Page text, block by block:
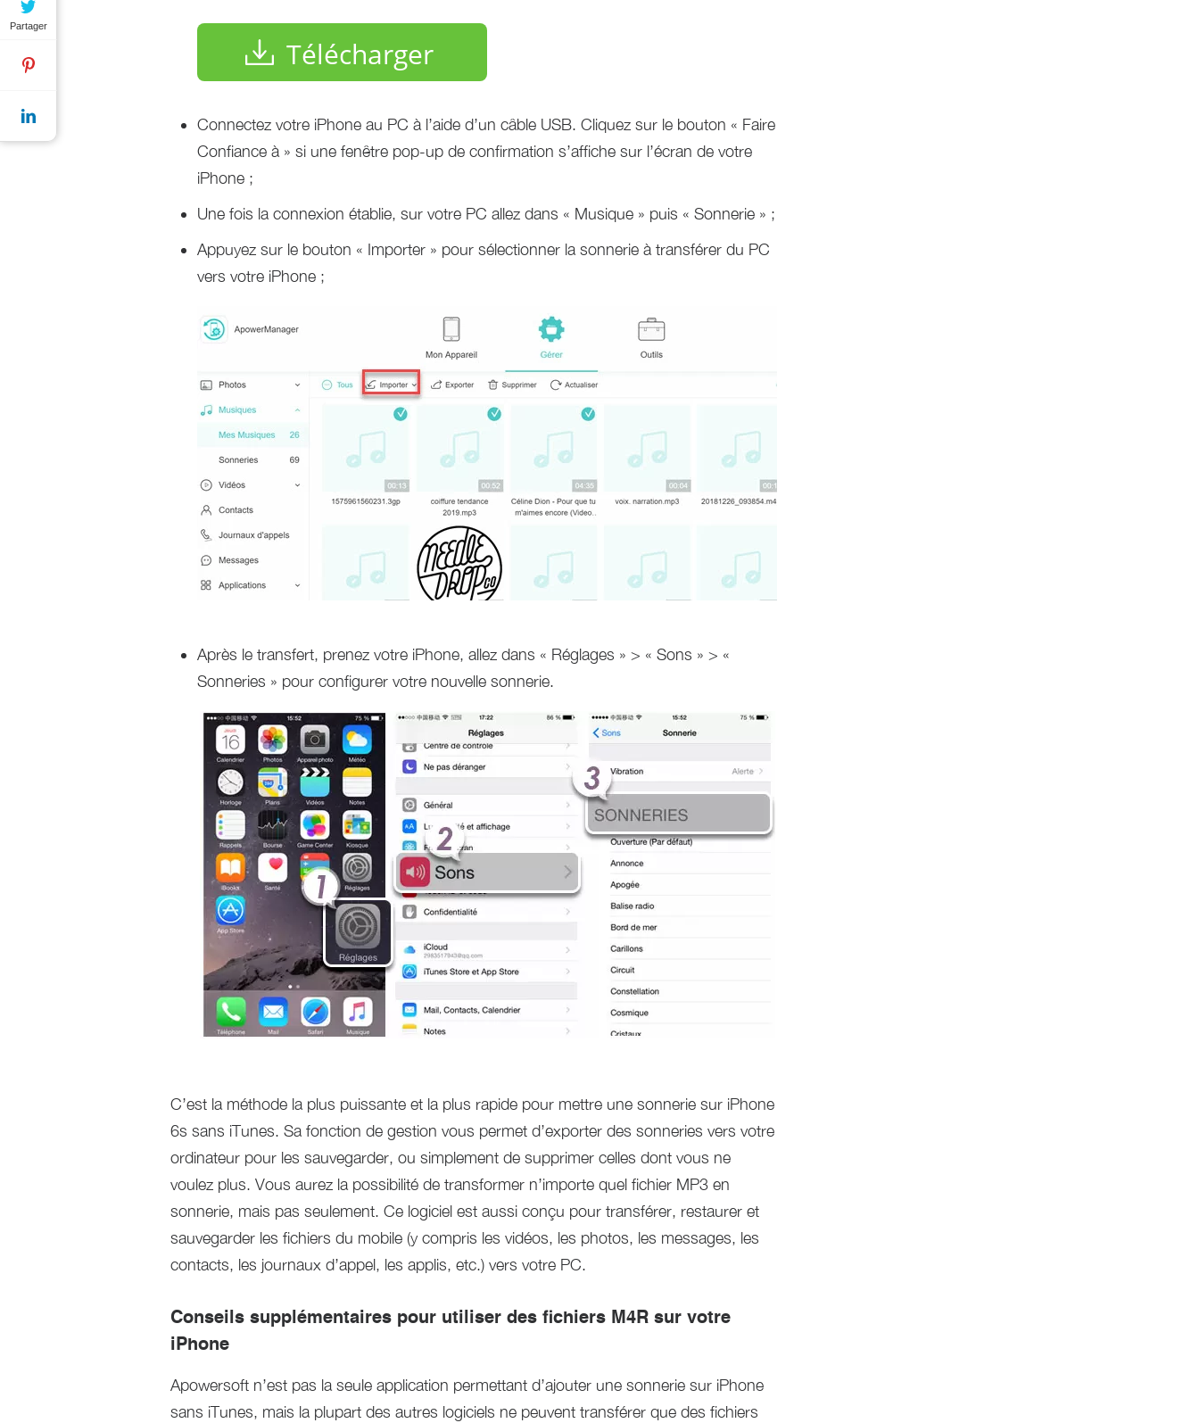
Télécharger
Connectez votre iPhone au PC à l’aide d’un câble USB. Cliquez sur le bouton « Faire
Confiance à » si une fenêtre pop-up de confirmation s’affiche sur l’écran de votre
iPhone ;
Une fois la connexion établie, sur votre PC allez dans « Musique » puis « Sonnerie » ;
Appuyez sur le bouton « Importer » pour sélectionner la sonnerie à transférer du PC
vers votre iPhone ;
Après le transfert, prenez votre iPhone, allez dans « Réglages » > « Sons » > «
Sonneries » pour configurer votre nouvelle sonnerie.
C’est la méthode la plus puissante et la plus rapide pour mettre une sonnerie sur iPhone
6s sans iTunes. Sa fonction de gestion vous permet d’exporter des sonneries vers votre
ordinateur pour les sauvegarder, ou simplement de supprimer celles dont vous ne
voulez plus. Vous aurez la possibilité de transformer n’importe quel fichier MP3 en
sonnerie, mais pas seulement. Ce logiciel est aussi conçu pour transférer, restaurer et
sauvegarder les fichiers du mobile (y compris les vidéos, les photos, les messages, les
contacts, les journaux d’appel, les applis, etc.) vers votre PC.
Conseils supplémentaires pour utiliser des fichiers M4R sur votre
iPhone
Apowersoft n’est pas la seule application permettant d’ajouter une sonnerie sur iPhone
sans iTunes, mais la plupart des autres logiciels ne peuvent transférer que des fichiers
Partager